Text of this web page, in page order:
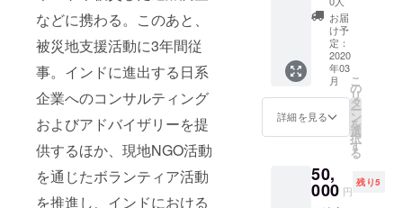
などに携わる。このあと、
被災地支援活動に3年間従
事。インドに進出する日系
企業へのコンサルティング
およびアドバイザリーを提
供するほか、現地NGO活動
を通じたボランティア活動
を推進し、インドにおける
おりま
す。
（ご利
用期間
は2020
年3月
~12月末
です。
でご利
用いた
だけま
（ご利
用期間
は2020
年3月〜
4月、
10〜12
月末で
す。お
ご利用
いただ
けま
物ス
テップ
アップ
講座
50,000
円 全３
回 この
講座を
受講す
るとご
フォー
マルな
着物の
お届
け予
定：
2020
年03
月
詳細を見る
こ
の
リ
タ
ー
ン
を
選
択
す
る
50,
000 円
残り5